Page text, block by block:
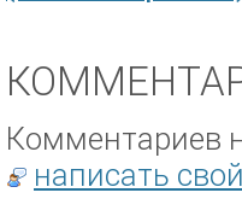
Комментариев
написать